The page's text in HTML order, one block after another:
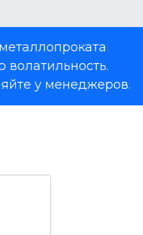
волатильность.
у менеджеров.